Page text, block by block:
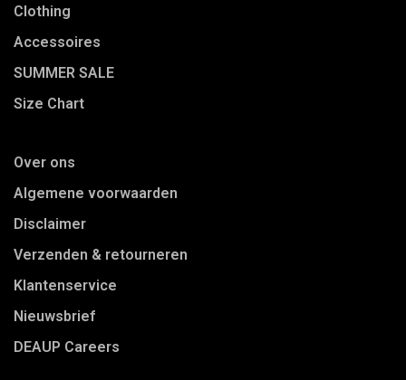
Clothing
Accessoires
SUMMER SALE
Size Chart
Over ons
Algemene voorwaarden
Disclaimer
Verzenden & retourneren
Klantenservice
Nieuwsbrief
DEAUP Careers